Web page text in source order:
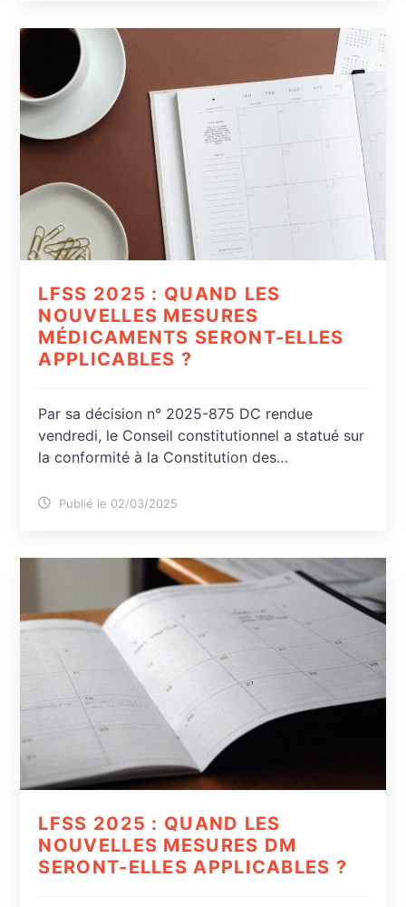
LFSS 2025 : QUAND LES
NOUVELLES MESURES
MÉDICAMENTS SERONT-ELLES
APPLICABLES ?
Par sa décision n° 2025-875 DC rendue
vendredi, le Conseil constitutionnel a statué sur
la conformité à la Constitution des…
Publié le 02/03/2025
LFSS 2025 : QUAND LES
NOUVELLES MESURES DM
SERONT-ELLES APPLICABLES ?